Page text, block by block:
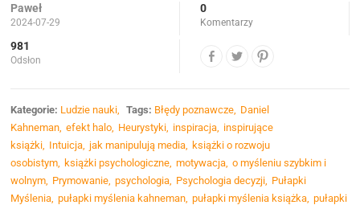
Paweł
2024-07-29
0
Komentarzy
981
Odsłon
Kategorie: Ludzie nauki Tags: Błędy poznawcze Daniel
Kahneman efekt halo Heurystyki inspiracja inspirujące
książki Intuicja jak manipulują media
książki o rozwoju
osobistym
książki psychologiczne motywacja o myśleniu szybkim i
wolnym Prymowanie psychologia Psychologia decyzji Pułapki
Myślenia pułapki myślenia kahneman pułapki myślenia książka pułapki